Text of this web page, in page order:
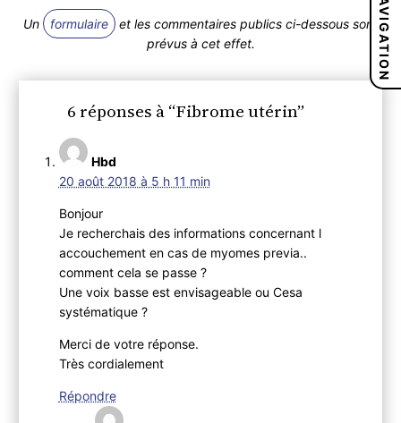
Un formulaire
et les commentaires publics ci-dessous sont
prévus à cet effet.
6 réponses à “Fibrome utérin”
Hbd
20 août 2018 à 5 h 11 min
Bonjour
Je recherchais des informations concernant l
accouchement en cas de myomes previa..
comment cela se passe ?
Une voix basse est envisageable ou Cesa
systématique ?
Merci de votre réponse.
Très cordialement
Répondre
NAVIGATION